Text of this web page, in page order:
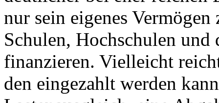
nur sein eigenes
Schulen, Hochschulen
finanzieren. Vielleicht
den eingezahlt werden